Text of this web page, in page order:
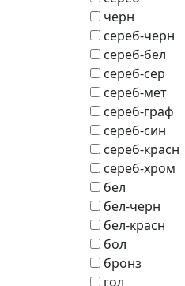
черн
сереб-черн
сереб-бел
сереб-сер
сереб-мет
сереб-граф
сереб-син
сереб-красн
сереб-хром
бел
бел-черн
бел-красн
бол
бронз
гол